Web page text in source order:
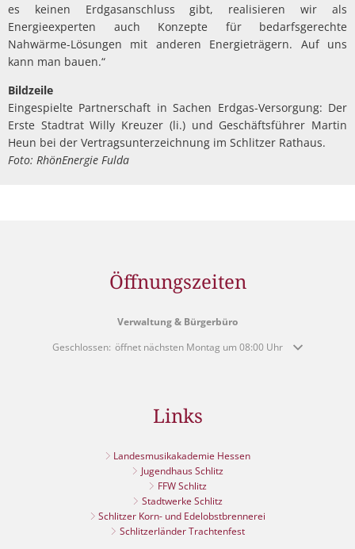
es keinen Erdgasanschluss gibt, realisieren wir als
Energieexperten auch Konzepte für bedarfsgerechte
Nahwärme-Lösungen mit anderen Energieträgern. Auf uns
kann man bauen.“
Bildzeile
Eingespielte Partnerschaft in Sachen Erdgas-Versorgung: Der
Erste Stadtrat Willy Kreuzer (li.) und Geschäftsführer Martin
Heun bei der Vertragsunterzeichnung im Schlitzer Rathaus.
Foto: RhönEnergie Fulda
Öffnungszeiten
Verwaltung & Bürgerbüro
Klicken, um weitere Öffnungs- oder Schließzeiten auszublenden
Geschlossen: öffnet nächsten Montag um 08:00 Uhr
Links
Landesmusikakademie Hessen
Jugendhaus Schlitz
FFW Schlitz
Stadtwerke Schlitz
Schlitzer Korn- und Edelobstbrennerei
Schlitzerländer Trachtenfest